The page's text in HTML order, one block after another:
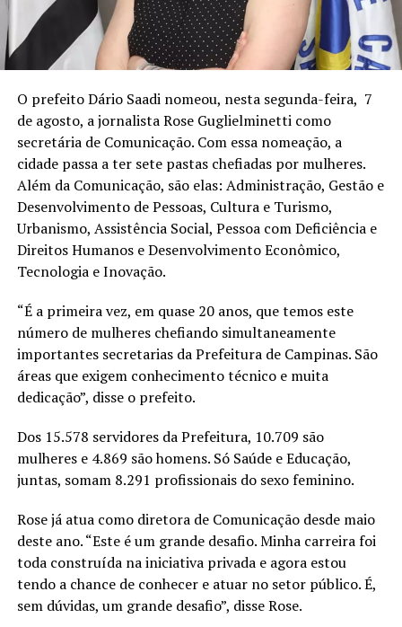
O prefeito Dário Saadi nomeou, nesta segunda-feira, 7
de agosto, a jornalista Rose Guglielminetti como
secretária de Comunicação. Com essa nomeação, a
cidade passa a ter sete pastas chefiadas por mulheres.
Além da Comunicação, são elas: Administração, Gestão e
Desenvolvimento de Pessoas, Cultura e Turismo,
Urbanismo, Assistência Social, Pessoa com Deficiência e
Direitos Humanos e Desenvolvimento Econômico,
Tecnologia e Inovação.
“É a primeira vez, em quase 20 anos, que temos este
número de mulheres chefiando simultaneamente
importantes secretarias da Prefeitura de Campinas. São
áreas que exigem conhecimento técnico e muita
dedicação”, disse o prefeito.
Dos 15.578 servidores da Prefeitura, 10.709 são
mulheres e 4.869 são homens. Só Saúde e Educação,
juntas, somam 8.291 profissionais do sexo feminino.
Rose já atua como diretora de Comunicação desde maio
deste ano. “Este é um grande desafio. Minha carreira foi
toda construída na iniciativa privada e agora estou
tendo a chance de conhecer e atuar no setor público. É,
sem dúvidas, um grande desafio”, disse Rose.